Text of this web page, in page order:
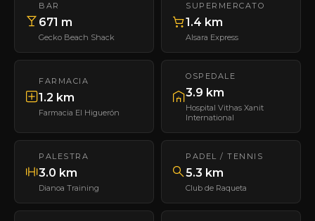
BAR
671 m
Gecko Beach Shack
SUPERMERCATO
1.4 km
Alsara Express
FARMACIA
1.2 km
Farmacia El Higuerón
OSPEDALE
3.9 km
Hospital Vithas Xanit
International
PALESTRA
3.0 km
Dianoa Training
PADEL / TENNIS
5.3 km
Club de Raqueta